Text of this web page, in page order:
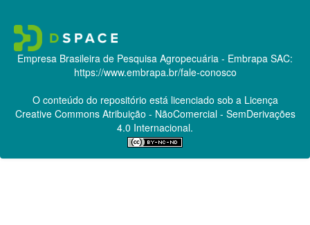
Empresa Brasileira de Pesquisa Agropecuária - Embrapa SAC:
https://www.embrapa.br/fale-conosco
O conteúdo do repositório está licenciado sob a Licença
Creative CommonsAtribuição - NãoComercial - SemDerivações
4.0 Internacional.